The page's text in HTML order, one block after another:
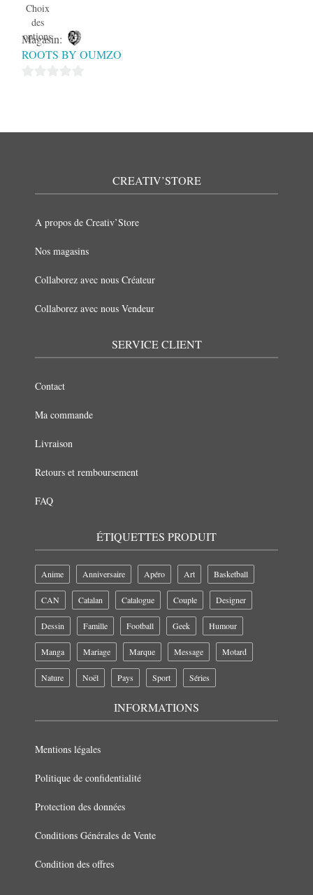
Choix
des
options
Magasin:
ROOTS BY OUMZO
CREATIV’STORE
A propos de Creativ’Store
Nos magasins
Collaborez avec nous Créateur
Collaborez avec nous Vendeur
SERVICE CLIENT
Contact
Ma commande
Livraison
Retours et remboursement
FAQ
ÉTIQUETTES PRODUIT
Anime Anniversaire Apéro Art Basketball
CAN Catalan Catalogue Couple Designer
Dessin Famille Football Geek Humour
Manga Mariage Marque Message Motard
Nature Noël Pays Sport Séries
INFORMATIONS
Mentions légales
Politique de confidentialité
Protection des données
Conditions Générales de Vente
Condition des offres